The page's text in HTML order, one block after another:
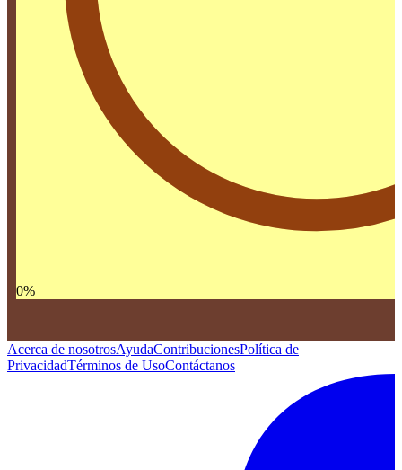
0%
Acerca de nosotrosAyudaContribucionesPolítica de
PrivacidadTérminos de UsoContáctanos